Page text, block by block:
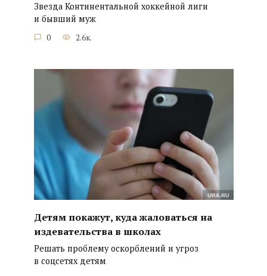
Звезда Континентальной хоккейной лиги
и бывший муж
0 2.6к.
Детям покажут, куда жаловаться на
издевательства в школах
Решать проблему оскорблений и угроз
в соцсетях детям